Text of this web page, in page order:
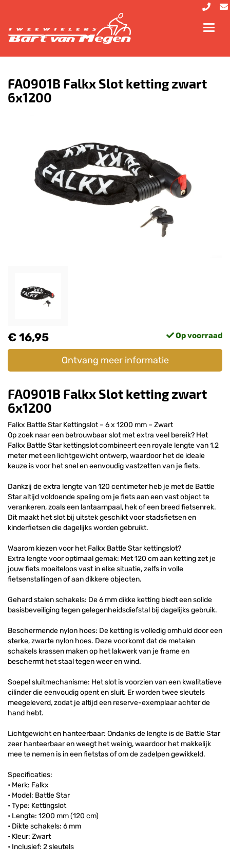
FA0901B Falkx Slot ketting zwart
6x1200
€ 16,95 Op voorraad
Ontvang meer informatie
FA0901B Falkx Slot ketting zwart
6x1200
Falkx Battle Star Kettingslot – 6 x 1200 mm – Zwart
Op zoek naar een betrouwbaar slot met extra veel bereik? Het
Falkx Battle Star kettingslot combineert een royale lengte van 1,2
meter met een lichtgewicht ontwerp, waardoor het de ideale
keuze is voor het snel en eenvoudig vastzetten van je fiets.
Dankzij de extra lengte van 120 centimeter heb je met de Battle
Star altijd voldoende speling om je fiets aan een vast object te
verankeren, zoals een lantaarnpaal, hek of een breed fietsenrek.
Dit maakt het slot bij uitstek geschikt voor stadsfietsen en
kinderfietsen die dagelijks worden gebruikt.
Waarom kiezen voor het Falkx Battle Star kettingslot?
Extra lengte voor optimaal gemak: Met 120 cm aan ketting zet je
jouw fiets moeiteloos vast in elke situatie, zelfs in volle
fietsenstallingen of aan dikkere objecten.
Gehard stalen schakels: De 6 mm dikke ketting biedt een solide
basisbeveiliging tegen gelegenheidsdiefstal bij dagelijks gebruik.
Beschermende nylon hoes: De ketting is volledig omhuld door een
sterke, zwarte nylon hoes. Deze voorkomt dat de metalen
schakels krassen maken op het lakwerk van je frame en
beschermt het staal tegen weer en wind.
Soepel sluitmechanisme: Het slot is voorzien van een kwalitatieve
cilinder die eenvoudig opent en sluit. Er worden twee sleutels
meegeleverd, zodat je altijd een reserve-exemplaar achter de
hand hebt.
Lichtgewicht en hanteerbaar: Ondanks de lengte is de Battle Star
zeer hanteerbaar en weegt het weinig, waardoor het makkelijk
mee te nemen is in een fietstas of om de zadelpen gewikkeld.
Specificaties:
• Merk: Falkx
• Model: Battle Star
• Type: Kettingslot
• Lengte: 1200 mm (120 cm)
• Dikte schakels: 6 mm
• Kleur: Zwart
• Inclusief: 2 sleutels